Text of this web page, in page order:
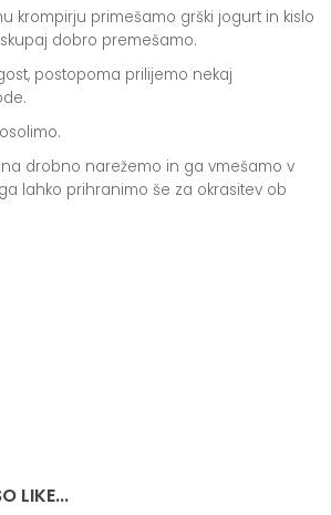
krompirju primešamo grški jogurt in kislo
dobro premešamo.
postopoma prilijemo nekaj
na drobno narežemo in ga vmešamo v
lahko prihranimo še za okrasitev ob
LIKE...